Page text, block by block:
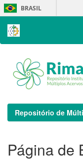
Skip
navigation
BRASIL
Repositório de
Página de